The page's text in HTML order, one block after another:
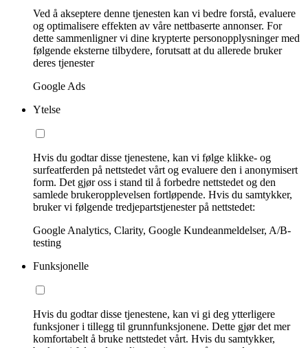
Ved å akseptere denne tjenesten kan vi bedre forstå, evaluere
og optimalisere effekten av våre nettbaserte annonser. For
dette sammenligner vi dine krypterte personopplysninger med
følgende eksterne tilbydere, forutsatt at du allerede bruker
deres tjenester
Google Ads
Ytelse
Hvis du godtar disse tjenestene, kan vi følge klikke- og
surfeatferden på nettstedet vårt og evaluere den i anonymisert
form. Det gjør oss i stand til å forbedre nettstedet og den
samlede brukeropplevelsen fortløpende. Hvis du samtykker,
bruker vi følgende tredjepartstjenester på nettstedet:
Google Analytics, Clarity, Google Kundeanmeldelser, A/B-
testing
Funksjonelle
Hvis du godtar disse tjenestene, kan vi gi deg ytterligere
funksjoner i tillegg til grunnfunksjonene. Dette gjør det mer
komfortabelt å bruke nettstedet vårt. Hvis du samtykker,